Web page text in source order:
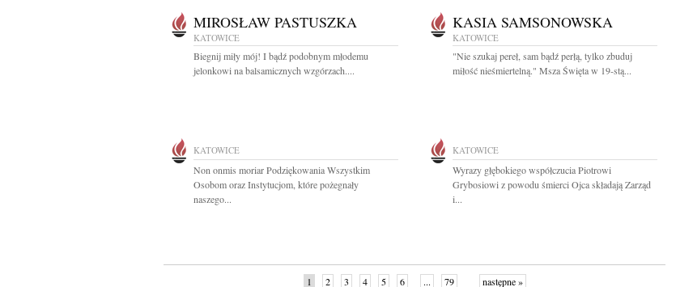
MIROSŁAW PASTUSZKA
KATOWICE
Biegnij miły mój! I bądź podobnym młodemu
jelonkowi na balsamicznych wzgórzach....
KASIA SAMSONOWSKA
KATOWICE
"Nie szukaj pereł, sam bądź perłą, tylko zbuduj
miłość nieśmiertelną." Msza Święta w 19-stą...
KATOWICE
Non onmis moriar Podziękowania Wszystkim
Osobom oraz Instytucjom, które pożegnały
naszego...
KATOWICE
Wyrazy głębokiego współczucia Piotrowi
Grybosiowi z powodu śmierci Ojca składają Zarząd
i...
1 2 3 4 5 6 ... 79 następne »